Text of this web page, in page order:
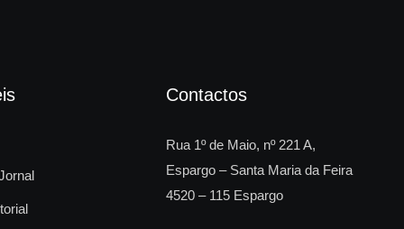
Contactos
Rua 1º de Maio, nº 221 A,
Espargo – Santa Maria da Feira
4520 – 115 Espargo